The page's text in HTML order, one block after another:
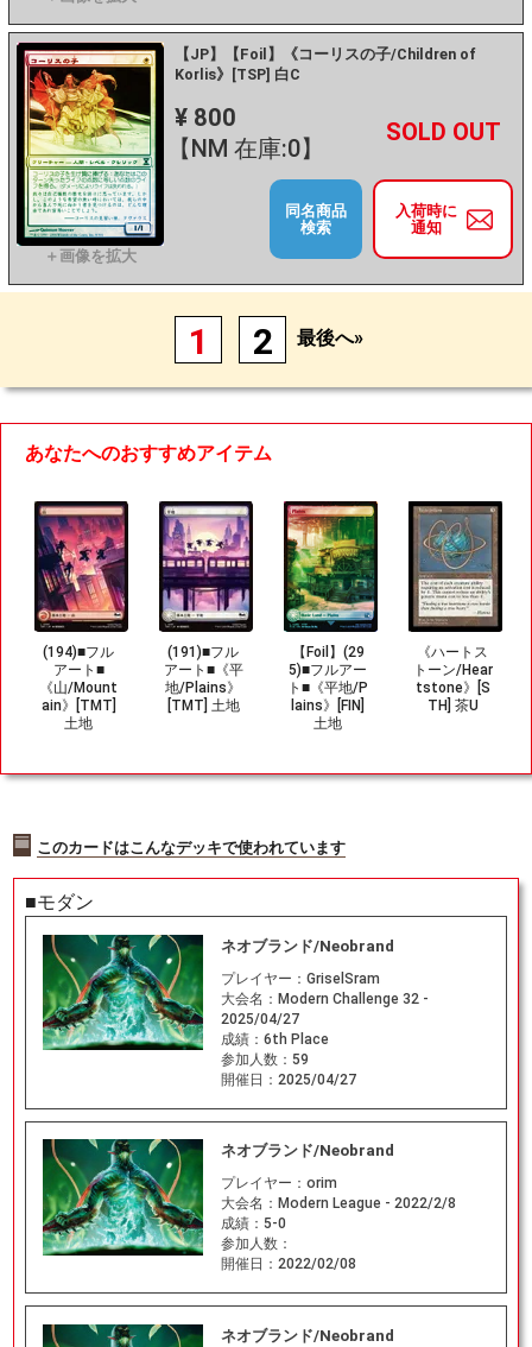
【JP】【Foil】《コーリスの子/Children of
Korlis》[TSP] 白C
¥ 800
【NM 在庫:0】
－ +
入荷時に
通知
同名商品
検索
1 2 最後へ»
あなたへのおすすめアイテム
(194)■フル
アート■
《山/Mount
ain》[TMT]
土地
(191)■フル
アート■《平
地/Plains》
[TMT] 土地
【Foil】(29
5)■フルアー
ト■《平地/P
lains》[FIN]
土地
《ハートス
トーン/Hear
tstone》[S
TH] 茶U
このカードはこんなデッキで使われています
■モダン
ネオブランド/Neobrand
プレイヤー： GriselSram
大会名： Modern Challenge 32 -
2025/04/27
成績： 6th Place
参加人数： 59
開催日： 2025/04/27
ネオブランド/Neobrand
プレイヤー： orim
大会名： Modern League - 2022/2/8
成績： 5-0
参加人数：
開催日： 2022/02/08
ネオブランド/Neobrand